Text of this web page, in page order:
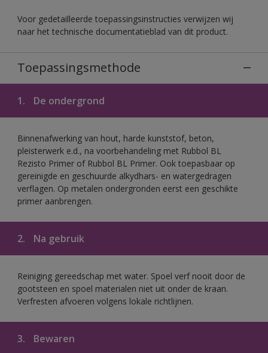
Voor gedetailleerde toepassingsinstructies verwijzen wij
naar het technische documentatieblad van dit product.
Toepassingsmethode
1. De ondergrond
Binnenafwerking van hout, harde kunststof, beton,
pleisterwerk e.d., na voorbehandeling met Rubbol BL
Rezisto Primer of Rubbol BL Primer. Ook toepasbaar op
gereinigde en geschuurde alkydhars- en watergedragen
verflagen. Op metalen ondergronden eerst een geschikte
primer aanbrengen.
2. Na gebruik
Reiniging gereedschap met water. Spoel verf nooit door de
gootsteen en spoel materialen niet uit onder de kraan.
Verfresten afvoeren volgens lokale richtlijnen.
3. Bewaren